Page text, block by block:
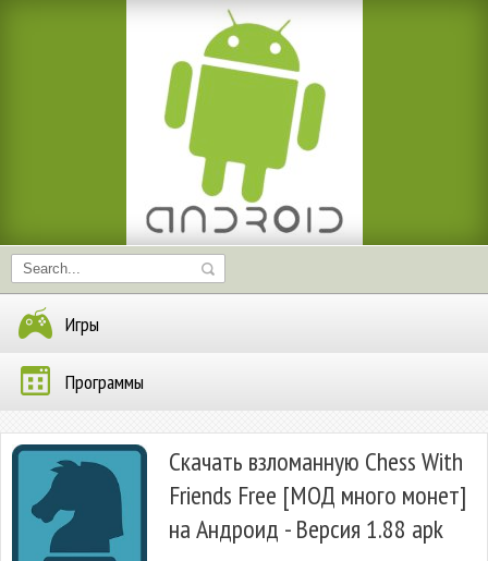
Игры
Программы
Скачать взломанную Chess With
Friends Free [МОД много монет]
на Андроид - Версия 1.88 apk